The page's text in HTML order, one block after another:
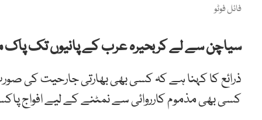
فائل فوٹو
سیاچن سے لے کربحیرہ عرب کے پانیوں تک پاک
ذرائع کا کہنا ہے کہ کسی بھی بھارتی جارحیت کی
کسی بھی مذموم کارروائی سے نمٹنے کے لیے افواج